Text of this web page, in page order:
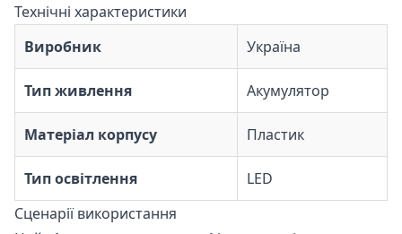
Технічні характеристики
Виробник
Україна
Тип живлення Акумулятор
Матеріал корпусу Пластик
Тип освітлення
LED
Сценарії використання